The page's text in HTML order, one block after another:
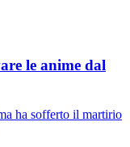
le anime dal
ha sofferto il martirio